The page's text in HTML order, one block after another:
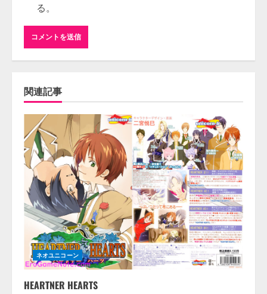
る。
関連記事
ネオユニコーン
HEARTNER HEARTS